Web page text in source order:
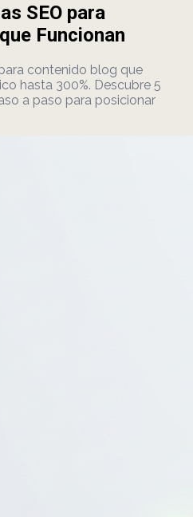
SEO para
Funcionan
contenido blog que
hasta 300%. Descubre 5
a paso para posicionar